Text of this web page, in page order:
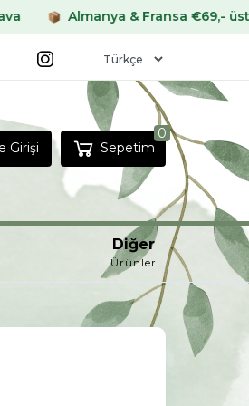
Almanya & Fransa €69,- üstü
Girişi Sepetim
0
Diğer
Ürünler